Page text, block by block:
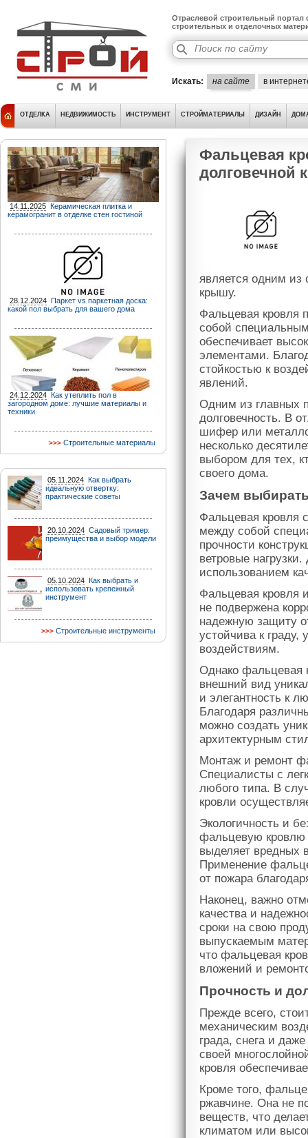
Отраслевой строительный портал
строительных и отделочных
Искать: на сайте в
ОТДЕЛКА НЕДВИЖИМОСТЬ ИНСТРУМЕНТ СТРОЙМАТЕРИАЛЫ ДИЗАЙН
14.11.2025 Керамическая плитка и
керамогранит в отделке стен гостиной
28.12.2024 Паркет vs паркетная доска:
какой пол выбрать для вашего дома
24.12.2024 Как утеплить пол в
загородном доме: лучшие материалы и
техники
Строительные материалы
05.11.2024 Как выбрать
идеальную отвертку:
практические советы
20.10.2024 Садовый тример:
преимущества и выбор модели
05.10.2024 Как выбрать и
использовать крепежный
инструмент
Строительные инструменты
Фальцевая
долговечной
является одним из
крышу.
Фальцевая кровля
собой
обеспечивает
элементами.
стойкостью к
явлений.
Одним из главных
долговечность. В
шифер или
несколько
выбором для тех,
своего дома.
Зачем
Фальцевая кровля
между собой
прочности
ветровые
использованием
Фальцевая кровля
не подвержена
надежную защиту
устойчива к
воздействиям.
Однако фальцевая
внешний вид
и элегантность к
Благодаря
можно создать
архитектурным
Монтаж и ремонт
Специалисты с
любого типа. В
кровли
Экологичность и
фальцевую кровлю
выделяет вредных
Применение
от пожара
Наконец, важно
качества и
сроки на свою
выпускаемым
что фальцевая
вложений и
Прочность и
Прежде всего,
механическим
града, снега и
своей
кровля
Кроме того,
ржавчине. Она не
веществ, что
климатом или